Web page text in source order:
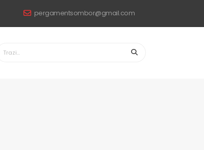
pergamentsombor@gmail.com